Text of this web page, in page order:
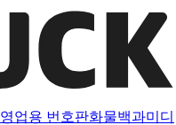
영업용 번호판화물백과미디